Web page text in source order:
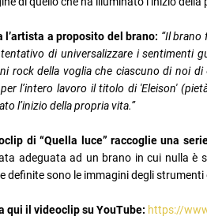
l’artista a proposito del brano: “Il
di universalizzare i sentimenti
rock della voglia che ciascuno di noi
l’intero lavoro il titolo di 'Eleison'
l’inizio della propria vita.”
di “Quella luce” raccoglie una
adeguata ad un brano in cui nulla è
definite sono le immagini degli
qui il videoclip su YouTube: https://